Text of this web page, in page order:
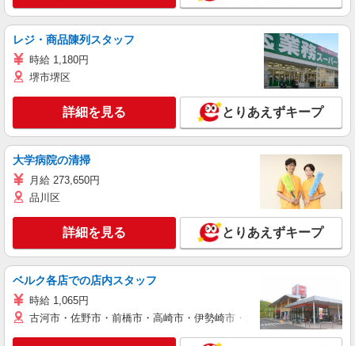
レジ・商品陳列スタッフ
時給 1,180円
堺市堺区
詳細を見る とりあえずキープ
大学病院の清掃
月給 273,650円
品川区
詳細を見る とりあえずキープ
ベルク各店での店内スタッフ
時給 1,065円
古河市・佐野市・前橋市・高崎市・伊勢崎市・太田市・館林市・藤